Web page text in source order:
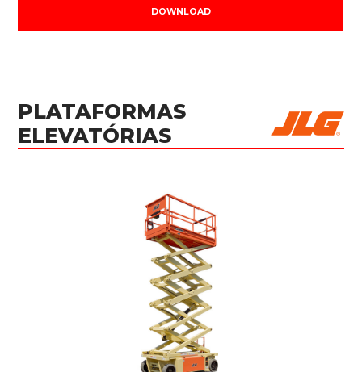
DOWNLOAD
PLATAFORMAS
ELEVATÓRIAS